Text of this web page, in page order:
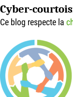
Cyber-
Ce blog respecte la